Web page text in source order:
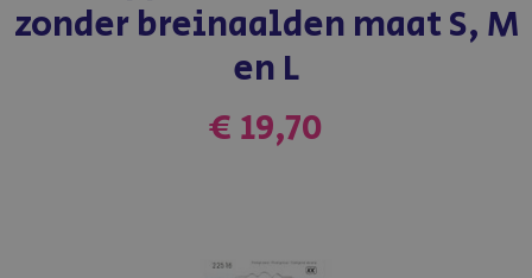
zonder breinaalden maat S, M
en L
€ 19,70